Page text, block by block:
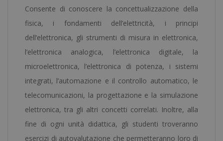
Consente di conoscere la concettualizzazione della
fisica, i fondamenti dell’elettricità, i principi
dell’elettronica, gli strumenti di misura in elettronica,
l’elettronica analogica, l’elettronica digitale, la
microelettronica, l’elettronica di potenza, i sistemi
integrati, l’automazione e il controllo automatico, le
telecomunicazioni, la progettazione e la simulazione
elettronica, tra gli altri concetti correlati. Inoltre, alla
fine di ogni unità didattica, gli studenti troveranno
esercizi di autovalutazione che permetteranno loro di